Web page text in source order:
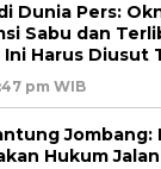
Dunia Pers:
Sabu dan
Harus Diusut
pm WIB
Jombang:
Hukum